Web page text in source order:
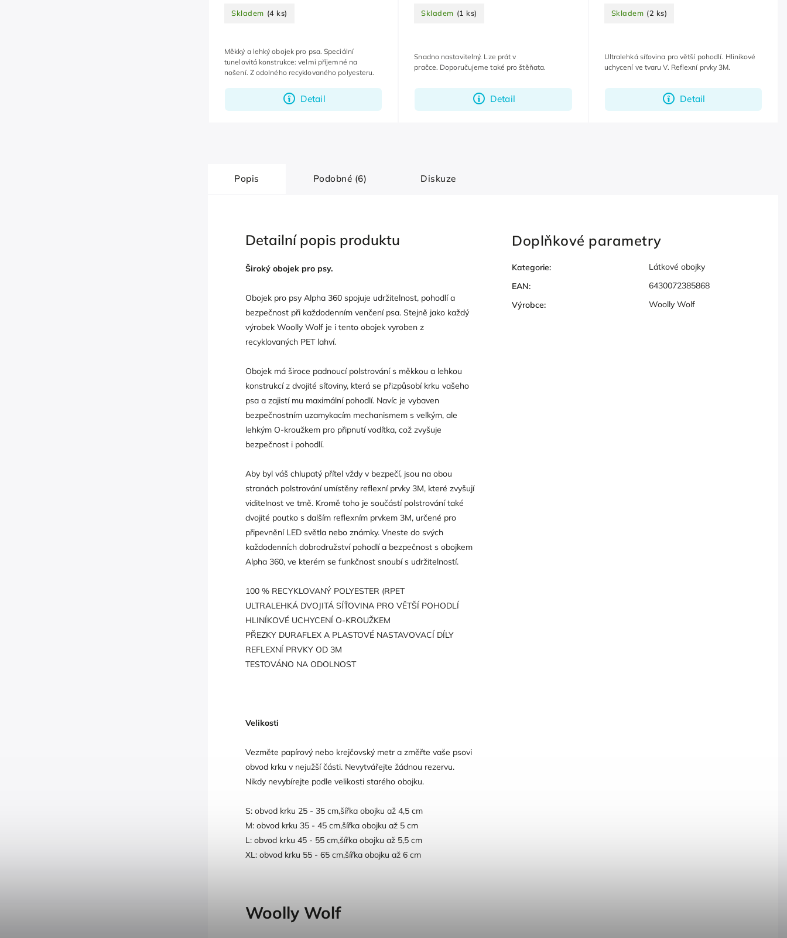
Skladem (4 ks)
Detail
Měkký a lehký obojek pro psa. Speciální
tunelovitá konstrukce: velmi příjemné na
nošení. Z odolného recyklovaného polyesteru.
Skladem (1 ks)
Detail
Snadno nastavitelný. Lze prát v
pračce. Doporučujeme také pro štěňata.
Skladem (2 ks)
Detail
Ultralehká síťovina pro větší pohodlí. Hliníkové
uchycení ve tvaru V. Reflexní prvky 3M.
Popis Podobné (6) Diskuze
Detailní popis produktu
Široký obojek pro psy.
Obojek pro psy Alpha 360 spojuje udržitelnost, pohodlí a
bezpečnost při každodenním venčení psa. Stejně jako každý
výrobek Woolly Wolf je i tento obojek vyroben z
recyklovaných PET lahví.
Obojek má široce padnoucí polstrování s měkkou a lehkou
konstrukcí z dvojité síťoviny, která se přizpůsobí krku vašeho
psa a zajistí mu maximální pohodlí. Navíc je vybaven
bezpečnostním uzamykacím mechanismem s velkým, ale
lehkým O-kroužkem pro připnutí vodítka, což zvyšuje
bezpečnost i pohodlí.
Aby byl váš chlupatý přítel vždy v bezpečí, jsou na obou
stranách polstrování umístěny reflexní prvky 3M, které zvyšují
viditelnost ve tmě. Kromě toho je součástí polstrování také
dvojité poutko s dalším reflexním prvkem 3M, určené pro
připevnění LED světla nebo známky. Vneste do svých
každodenních dobrodružství pohodlí a bezpečnost s obojkem
Alpha 360, ve kterém se funkčnost snoubí s udržitelností.
100 % RECYKLOVANÝ POLYESTER (RPET
ULTRALEHKÁ DVOJITÁ SÍŤOVINA PRO VĚTŠÍ POHODLÍ
HLINÍKOVÉ UCHYCENÍ O-KROUŽKEM
PŘEZKY DURAFLEX A PLASTOVÉ NASTAVOVACÍ DÍLY
REFLEXNÍ PRVKY OD 3M
TESTOVÁNO NA ODOLNOST
Velikosti
Vezměte papírový nebo krejčovský metr a změřte vaše psovi
obvod krku v nejužší části. Nevytvářejte žádnou rezervu.
Nikdy nevybírejte podle velikosti starého obojku.
S: obvod krku 25 - 35 cm,šířka obojku až 4,5 cm
M: obvod krku 35 - 45 cm,šířka obojku až 5 cm
L: obvod krku 45 - 55 cm,šířka obojku až 5,5 cm
XL: obvod krku 55 - 65 cm,šířka obojku až 6 cm
Woolly Wolf
Doplňkové parametry
Kategorie:
Látkové obojky
EAN:
6430072385868
Výrobce: Woolly Wolf